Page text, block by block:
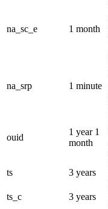
na_sc_e 1 month
na_srp 1 minute
ouid
1 year 1
month
ts
3 years
ts_c
3 years